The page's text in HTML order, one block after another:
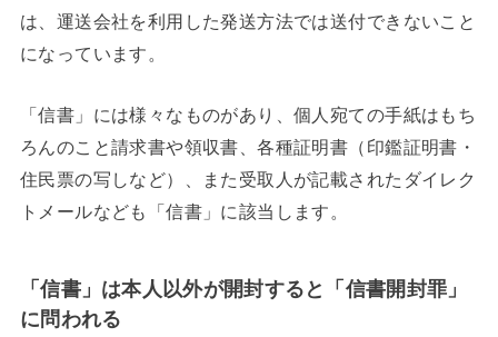
は、運送会社を利用した発送方法では送付できないこと
になっています。
「信書」には様々なものがあり、個人宛ての手紙はもち
ろんのこと請求書や領収書、各種証明書（印鑑証明書・
住民票の写しなど）、また受取人が記載されたダイレク
トメールなども「信書」に該当します。
「信書」は本人以外が開封すると「信書開封罪」
に問われる